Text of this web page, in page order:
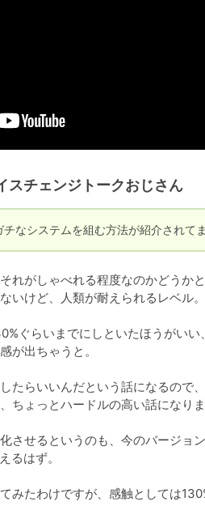
スチェンジトークおじさん
なシステムを組む方法が紹介されて
れがしゃべれる程度なのかどうか
いけど、人類が耐えられるレベル。
ぐらいまでにしといたほうがい
が出ちゃうと。
たらいいんだという話になるので
ちょっとハードルの高い話になりま
させるというのも、今のバージョ
るはず。
みたわけですが、感触としては